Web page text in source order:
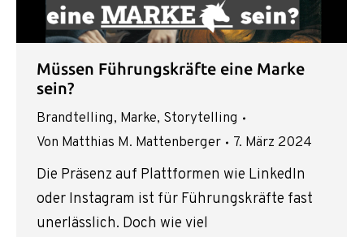
Müssen Führungskräfte eine Marke
sein?
Brandtelling, Marke, Storytelling
Von Matthias M. Mattenberger 7. März 2024
Die Präsenz auf Plattformen wie LinkedIn
oder Instagram ist für Führungskräfte fast
unerlässlich. Doch wie viel